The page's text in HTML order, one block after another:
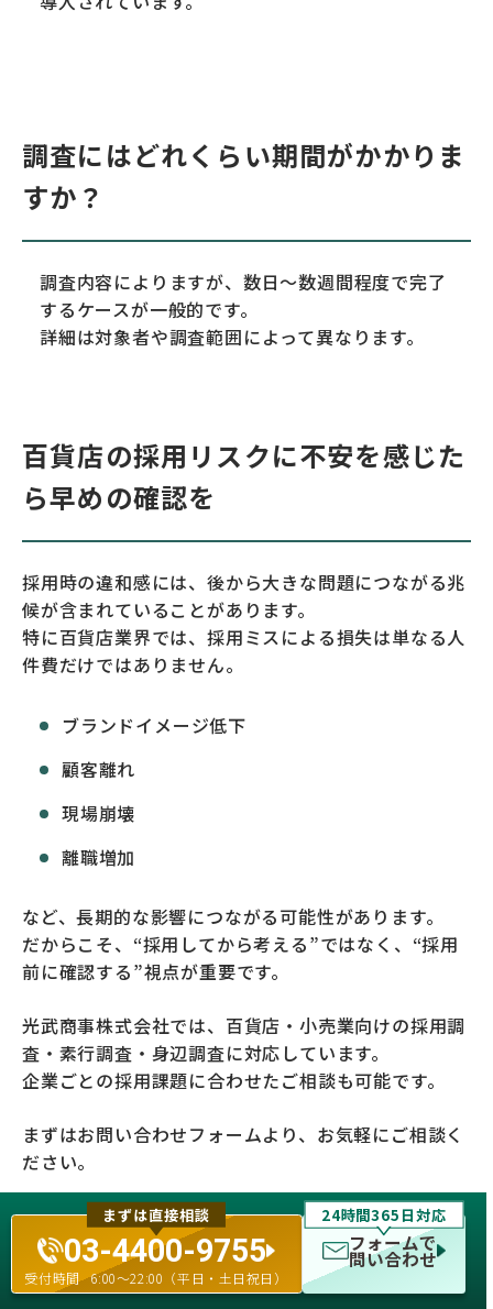
調査にはどれくらい期間がかかりま
すか？
調査内容によりますが、数日〜数週間程度で完了
するケースが一般的です。
詳細は対象者や調査範囲によって異なります。
百貨店の採用リスクに不安を感じた
ら早めの確認を
採用時の違和感には、後から大きな問題につながる兆
候が含まれていることがあります。
特に百貨店業界では、採用ミスによる損失は単なる人
件費だけではありません。
ブランドイメージ低下
顧客離れ
現場崩壊
離職増加
など、長期的な影響につながる可能性があります。
だからこそ、“採用してから考える”ではなく、“採用
前に確認する”視点が重要です。
光武商事株式会社では、百貨店・小売業向けの採用調
査・素行調査・身辺調査に対応しています。
企業ごとの採用課題に合わせたご相談も可能です。
まずはお問い合わせフォームより、お気軽にご相談く
ださい。
百貨店の採用リスク対策について相談は
採用前の違和感を確認したい
まずは直接相談
03-4400-9755
受付時間 6:00〜22:00（平日・土日祝日）
24時間365日対応
フォームで
問い合わせ